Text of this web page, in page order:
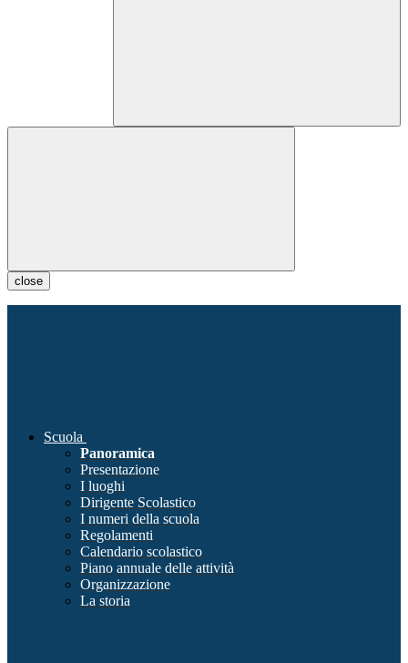
close
Scuola
Panoramica
Presentazione
I luoghi
Dirigente Scolastico
I numeri della scuola
Regolamenti
Calendario scolastico
Piano annuale delle attività
Organizzazione
La storia